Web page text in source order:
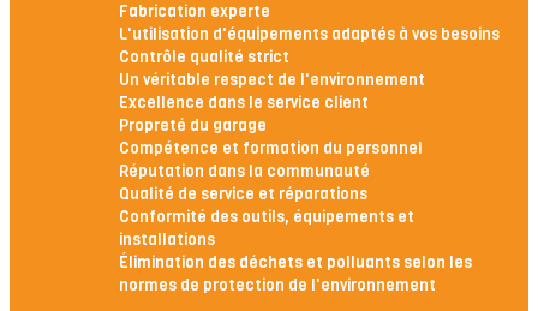
Fabrication experte
L'utilisation d'équipements adaptés à vos besoins
Contrôle qualité strict
Un véritable respect de l'environnement
Excellence dans le service client
Propreté du garage
Compétence et formation du personnel
Réputation dans la communauté
Qualité de service et réparations
Conformité des outils, équipements et
installations
Élimination des déchets et polluants selon les
normes de protection de l'environnement